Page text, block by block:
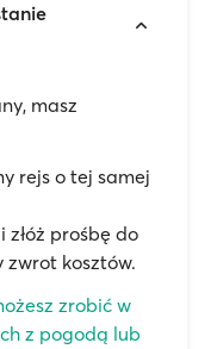
masz
rejs o tej samej
i złóż prośbę do
zwrot kosztów.
zrobić w
z pogodą lub